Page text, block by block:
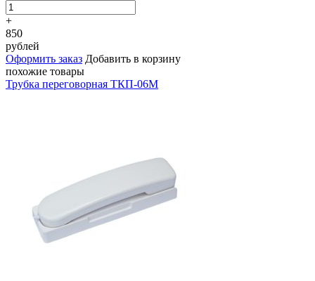
+
850
рублей
Оформить заказ Добавить в корзину
похожие товары
Трубка переговорная ТКП-06М